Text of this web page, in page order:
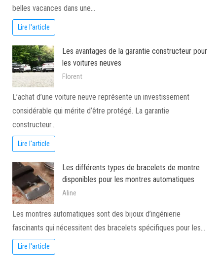
belles vacances dans une…
Lire l'article
Les avantages de la garantie constructeur pour
les voitures neuves
Florent
L’achat d’une voiture neuve représente un investissement
considérable qui mérite d’être protégé. La garantie
constructeur…
Lire l'article
Les différents types de bracelets de montre
disponibles pour les montres automatiques
Aline
Les montres automatiques sont des bijoux d’ingénierie
fascinants qui nécessitent des bracelets spécifiques pour les…
Lire l'article